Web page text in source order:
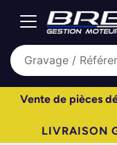
Vente de pièces
LIVRAISON